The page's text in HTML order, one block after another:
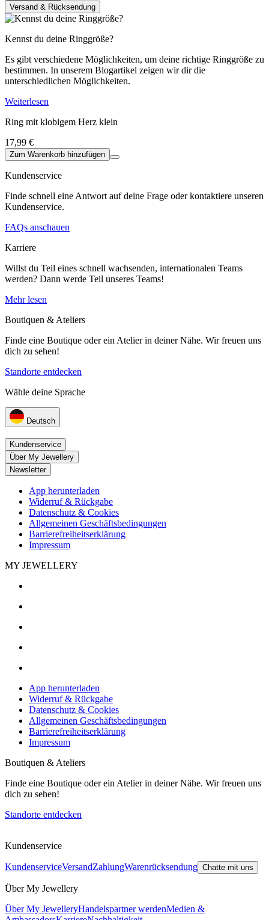
Versand & Rücksendung
Kennst du deine Ringgröße?
Es gibt verschiedene Möglichkeiten, um deine richtige Ringgröße zu
bestimmen. In unserem Blogartikel zeigen wir dir die
unterschiedlichen Möglichkeiten.
Weiterlesen
Ring mit klobigem Herz klein
17,99 €
Zum Warenkorb hinzufügen
Kundenservice
Finde schnell eine Antwort auf deine Frage oder kontaktiere unseren
Kundenservice.
FAQs anschauen
Karriere
Willst du Teil eines schnell wachsenden, internationalen Teams
werden? Dann werde Teil unseres Teams!
Mehr lesen
Boutiquen & Ateliers
Finde eine Boutique oder ein Atelier in deiner Nähe. Wir freuen uns
dich zu sehen!
Standorte entdecken
Wähle deine Sprache
Deutsch
Kundenservice
Über My Jewellery
Newsletter
App herunterladen
Widerruf & Rückgabe
Datenschutz & Cookies
Allgemeinen Geschäftsbedingungen
Barrierefreiheitserklärung
Impressum
MY JEWELLERY
App herunterladen
Widerruf & Rückgabe
Datenschutz & Cookies
Allgemeinen Geschäftsbedingungen
Barrierefreiheitserklärung
Impressum
Boutiquen & Ateliers
Finde eine Boutique oder ein Atelier in deiner Nähe. Wir freuen uns
dich zu sehen!
Standorte entdecken
Kundenservice
KundenserviceVersandZahlungWarenrücksendung Chatte mit uns
Über My Jewellery
Über My JewelleryHandelspartner werdenMedien &